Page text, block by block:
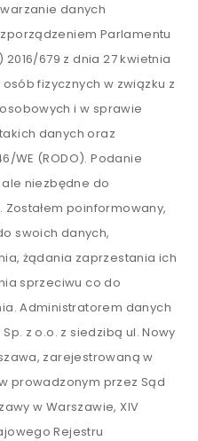
danych
Parlamentu
679 z dnia 27 kwietnia
fizycznych w związku z
i w sprawie
danych oraz
WE (RODO). Podanie
niezbędne do
poinformowany,
swoich danych,
żądania zaprzestania ich
sprzeciwu co do
Administratorem danych
z o.o. z siedzibą ul. Nowy
zarejestrowaną w
prowadzonym przez Sąd
w Warszawie, XIV
Rejestru